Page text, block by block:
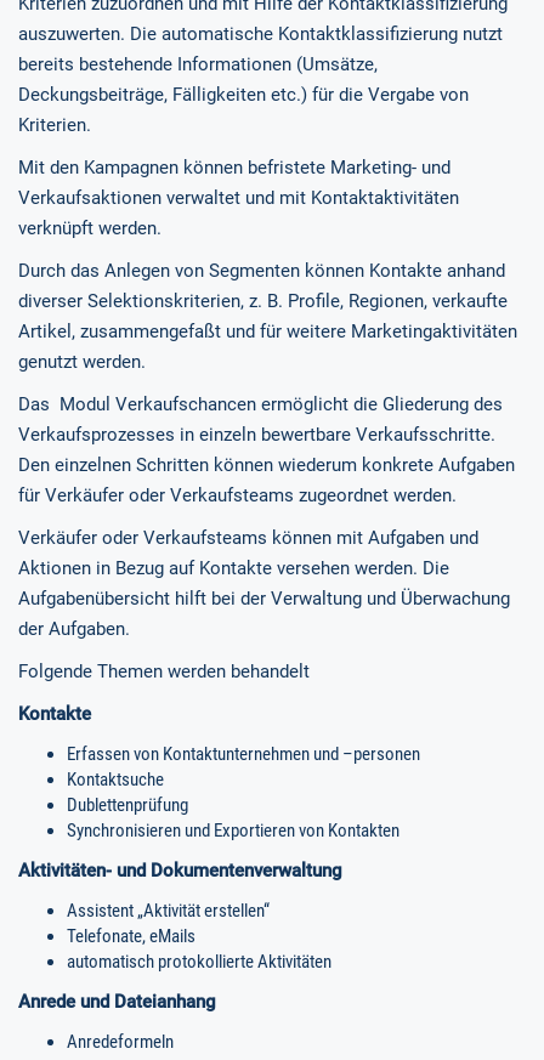
auszuwerten. Die automatische Kontaktklassifizierung nutzt
bereits bestehende Informationen (Umsätze,
Deckungsbeiträge, Fälligkeiten etc.) für die Vergabe von
Kriterien.
Mit den Kampagnen können befristete Marketing- und
Verkaufsaktionen verwaltet und mit Kontaktaktivitäten
verknüpft werden.
Durch das Anlegen von Segmenten können Kontakte anhand
diverser Selektionskriterien, z. B. Profile, Regionen, verkaufte
Artikel, zusammengefaßt und für weitere Marketingaktivitäten
genutzt werden.
Das Modul Verkaufschancen ermöglicht die Gliederung des
Verkaufsprozesses in einzeln bewertbare Verkaufsschritte.
Den einzelnen Schritten können wiederum konkrete Aufgaben
für Verkäufer oder Verkaufsteams zugeordnet werden.
Verkäufer oder Verkaufsteams können mit Aufgaben und
Aktionen in Bezug auf Kontakte versehen werden. Die
Aufgabenübersicht hilft bei der Verwaltung und Überwachung
der Aufgaben.
Folgende Themen werden behandelt
Kontakte
Erfassen von Kontaktunternehmen und –personen
Kontaktsuche
Dublettenprüfung
Synchronisieren und Exportieren von Kontakten
Aktivitäten- und Dokumentenverwaltung
Assistent „Aktivität erstellen“
Telefonate, eMails
automatisch protokollierte Aktivitäten
Anrede und Dateianhang
Anredeformeln